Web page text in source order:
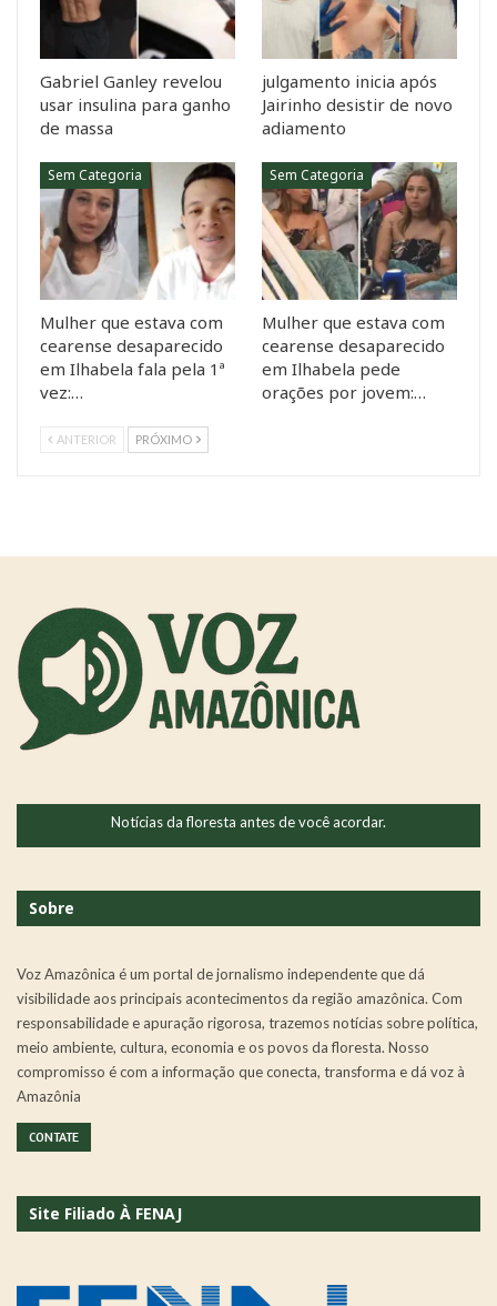
Gabriel Ganley revelou
usar insulina para ganho
de massa
julgamento inicia após
Jairinho desistir de novo
adiamento
Sem Categoria
Mulher que estava com
cearense desaparecido
em Ilhabela fala pela 1ª
vez:…
Sem Categoria
Mulher que estava com
cearense desaparecido
em Ilhabela pede
orações por jovem:…
ANTERIOR PRÓXIMO
Notícias da floresta antes de você acordar.
Sobre
Voz Amazônica é um portal de jornalismo independente que dá
visibilidade aos principais acontecimentos da região amazônica. Com
responsabilidade e apuração rigorosa, trazemos notícias sobre política,
meio ambiente, cultura, economia e os povos da floresta. Nosso
compromisso é com a informação que conecta, transforma e dá voz à
Amazônia
CONTATE
Site Filiado À FENAJ